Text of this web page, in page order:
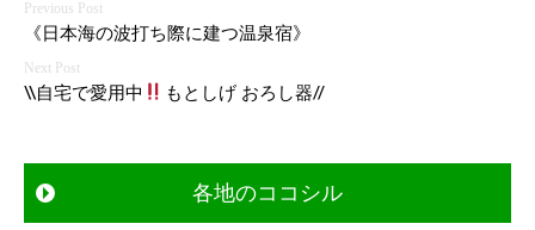
投
稿
ナ
ビ
ゲ
《日本海の波打ち際に建つ温泉宿》
\\自宅で愛用中 もとしげ おろし器//
各地のココシル